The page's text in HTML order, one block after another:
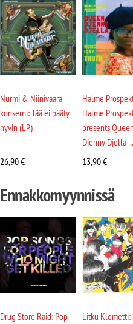
Nurmi & Niinivaara
konserni: Tää ei pääty
hyvin (LP)
26,90€
Halme
Halme
presents
Djenny Djella -
13,90€
Ennakkomyynnissä
Drug Store Raid: Pop
Litku Klemetti: